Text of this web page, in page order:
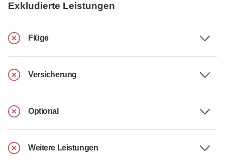
Exkludierte Leistungen
Flüge
Versicherung
Optional
Weitere Leistungen